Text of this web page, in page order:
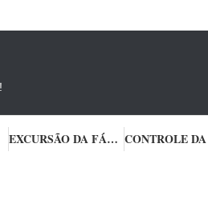
EXCURSÃO DA FÁBRICA